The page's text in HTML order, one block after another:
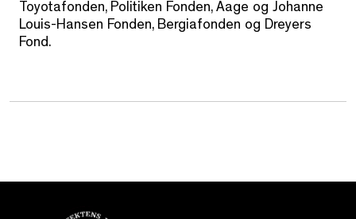
Toyotafonden, Politiken Fonden, Aage og Johanne
Louis-Hansen Fonden, Bergiafonden og Dreyers
Fond.